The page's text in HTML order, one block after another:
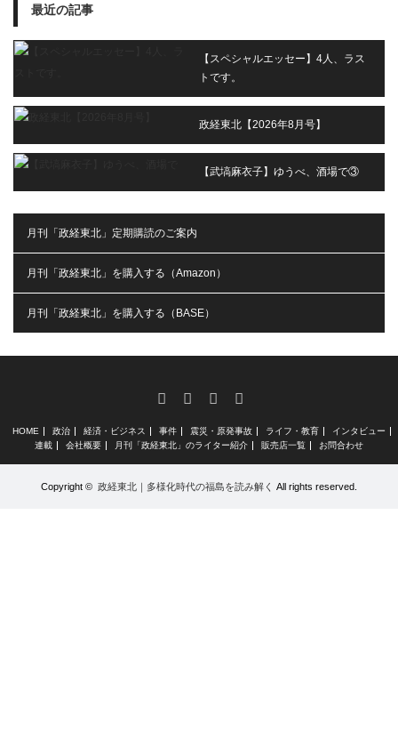
最近の記事
【スペシャルエッセー】4人、ラス
トです。
政経東北【2026年8月号】
【武塙麻衣子】ゆうべ、酒場で③
月刊「政経東北」定期購読のご案内
月刊「政経東北」を購入する（Amazon）
月刊「政経東北」を購入する（BASE）
FacebookInstagram
RSS
HOME 政治 経済・ビジネス 事件 震災・原発事故 ライフ・教育
インタビュー
連載
会社概要 月刊「政経東北」のライター紹介 販売店一覧 お問合わせ
Copyright © 政経東北｜多様化時代の福島を読み解く All rights reserved.